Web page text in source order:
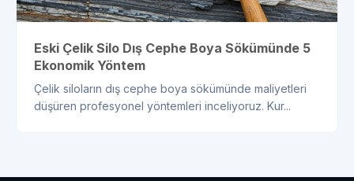
Eski Çelik Silo Dış Cephe Boya Sökümünde 5
Ekonomik Yöntem
Çelik siloların dış cephe boya sökümünde maliyetleri
düşüren profesyonel yöntemleri inceliyoruz. Kur...